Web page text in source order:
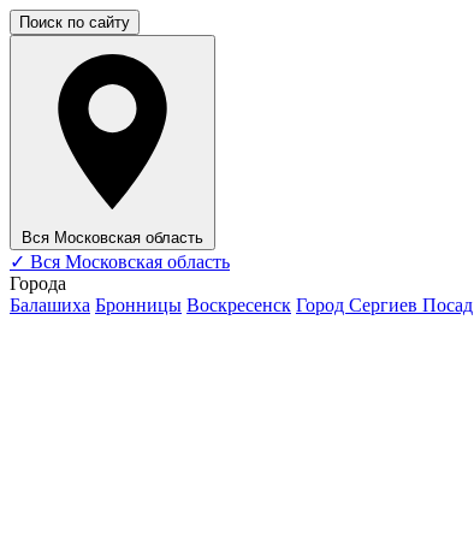
Поиск по сайту
Вся Московская область
✓ Вся Московская область
Города
Балашиха Бронницы Воскресенск Город Сергиев Посад